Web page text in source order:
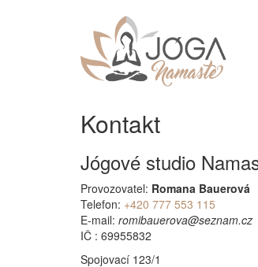
Kontakt
Jógové studio
Provozovatel: Romana Bauerová
Telefon: +420 777 553 115
E-mail:
IČ : 69955832
Spojovací 123/1